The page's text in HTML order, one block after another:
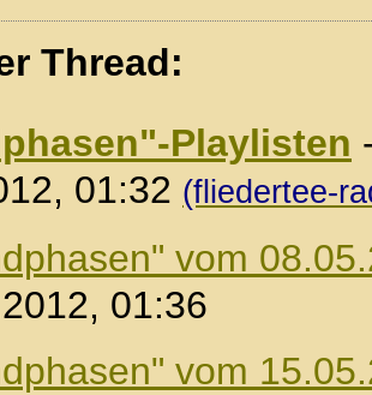
Thread:
Playlisten
01:32 (fliedertee-
vom
01:36
vom